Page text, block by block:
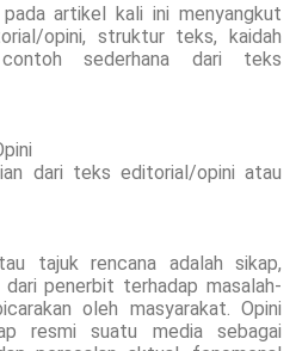
artikel kali ini menyangkut
opini, struktur teks, kaidah
sederhana dari teks
dari teks editorial/opini atau
tajuk rencana adalah sikap,
penerbit terhadap masalah-
oleh masyarakat. Opini
resmi suatu media sebagai